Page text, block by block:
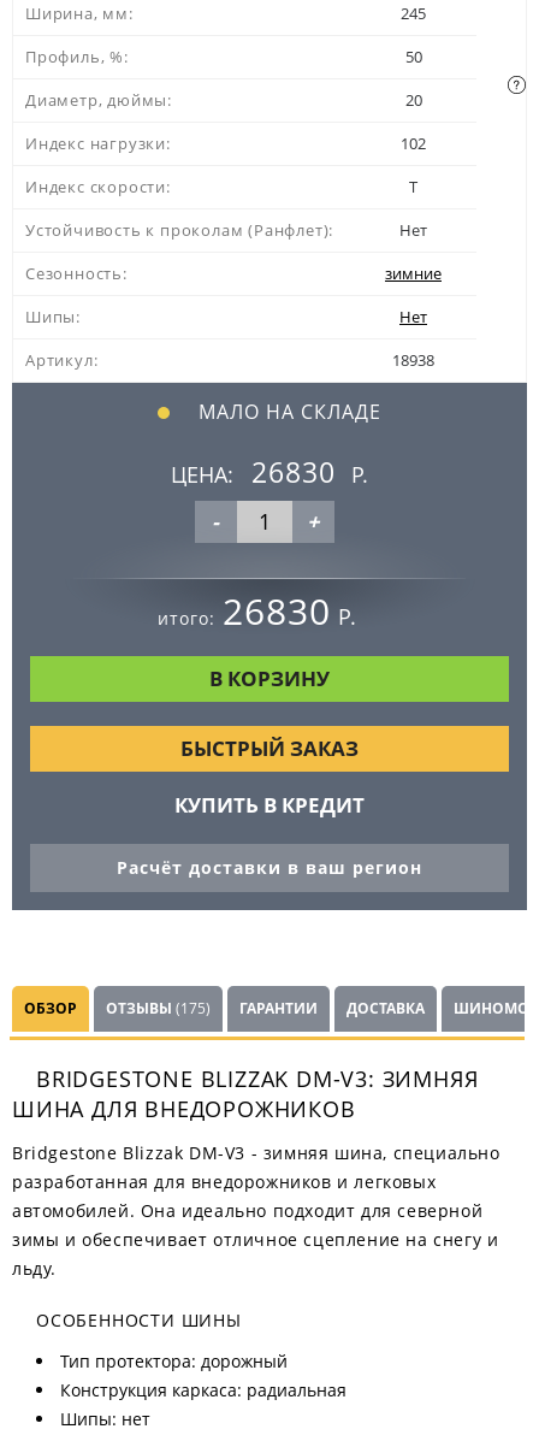
Ширина, мм:
245
Профиль, %:
50
Диаметр, дюймы:
20
Индекс нагрузки:
102
Индекс скорости:
T
Устойчивость к проколам (Ранфлет):
Нет
Сезонность:
зимние
Шипы:
Нет
Артикул:
18938
МАЛО НА СКЛАДЕ
ЦЕНА: 26830
Р.
-
+
итого: 26830 Р.
БЫСТРЫЙ ЗАКАЗ
КУПИТЬ В КРЕДИТ
Расчёт доставки в ваш регион
ОБЗОР ОТЗЫВЫ (175) ГАРАНТИИ ДОСТАВКА
BRIDGESTONE BLIZZAK DM-V3: ЗИМНЯЯ
ШИНА ДЛЯ ВНЕДОРОЖНИКОВ
Bridgestone Blizzak DM-V3 - зимняя шина, специально
разработанная для внедорожников и легковых
автомобилей. Она идеально подходит для северной
зимы и обеспечивает отличное сцепление на снегу и
льду.
ОСОБЕННОСТИ ШИНЫ
Тип протектора: дорожный
Конструкция каркаса: радиальная
Шипы: нет